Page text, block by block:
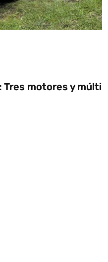
motores y múltiples